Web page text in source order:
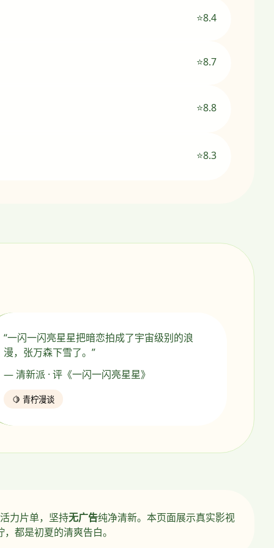
⭐8.4
⭐8.7
⭐8.8
⭐8.3
“一闪一闪亮星星把暗恋拍成了宇宙级别的浪
漫，张万森下雪了。”
— 清新派 · 评《一闪一闪亮星星》
🍋 青柠漫谈
活力片单，坚持无广告纯净清新。本页面展示真实影视
都是初夏的清爽告白。